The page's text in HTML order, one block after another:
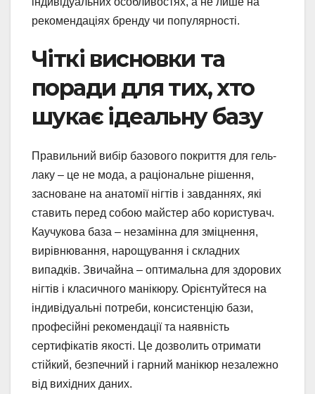
рекомендаціях бренду чи популярності.
Чіткі висновки та
поради для тих, хто
шукає ідеальну базу
Правильний вибір базового покриття для гель-
лаку – це не мода, а раціональне рішення,
засноване на анатомії нігтів і завданнях, які
ставить перед собою майстер або користувач.
Каучукова база – незамінна для зміцнення,
вирівнювання, нарощування і складних
випадків. Звичайна – оптимальна для здорових
нігтів і класичного манікюру. Орієнтуйтеся на
індивідуальні потреби, консистенцію бази,
професійні рекомендації та наявність
сертифікатів якості. Це дозволить отримати
стійкий, безпечний і гарний манікюр незалежно
від вихідних даних.